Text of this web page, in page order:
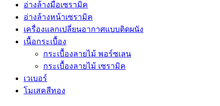
อ่างล้างมือเซรามิค
อ่างล้างหน้าเซรามิค
เครื่องแลกเปลี่ยนอากาศแบบติดผนัง
เนื้อกระเบื้อง
กระเบื้องลายไม้ พอร์ซเลน
กระเบื้องลายไม้ เซรามิค
เวเบอร์
โมเสคสีทอง